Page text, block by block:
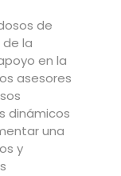
de
la
en la
asesores
dinámicos
una
y